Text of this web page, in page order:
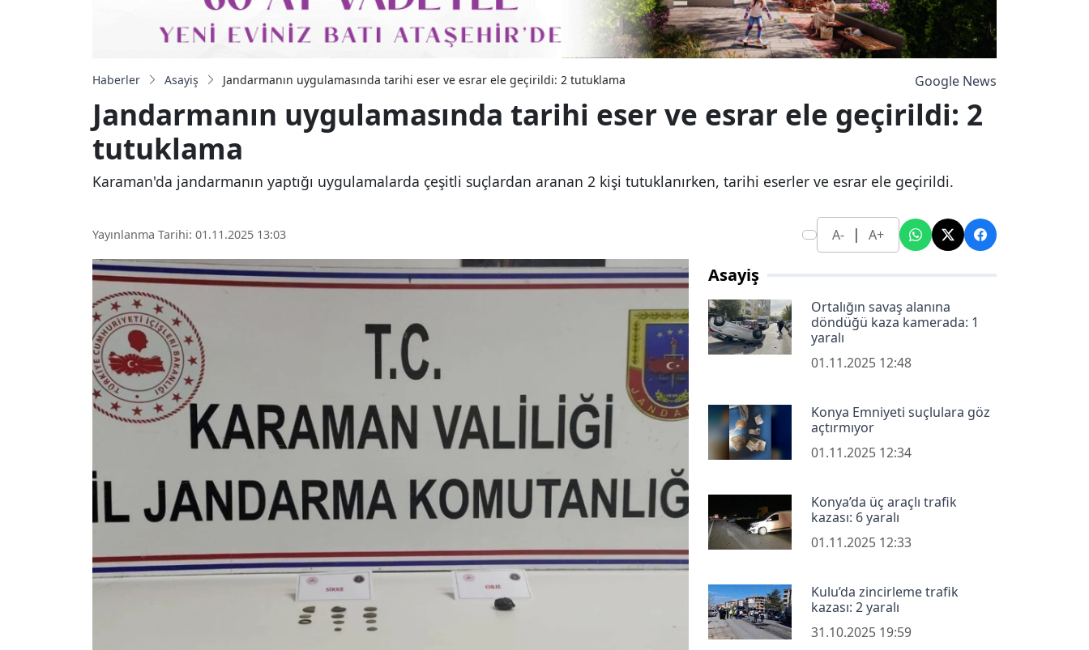
Haberler Asayiş Jandarmanın uygulamasında tarihi eser ve esrar ele geçirildi: 2 tutuklama Google News
Jandarmanın uygulamasında tarihi eser ve esrar ele geçirildi: 2
tutuklama
Karaman'da jandarmanın yaptığı uygulamalarda çeşitli suçlardan aranan 2 kişi tutuklanırken, tarihi eserler ve esrar ele geçirildi.
Yayınlanma Tarihi: 01.11.2025 13:03 A- | A+
Asayiş
Ortalığın savaş alanına
döndüğü kaza kamerada: 1
yaralı
01.11.2025 12:48
Konya Emniyeti suçlulara göz
açtırmıyor
01.11.2025 12:34
Konya’da üç araçlı trafik
kazası: 6 yaralı
01.11.2025 12:33
Kulu’da zincirleme trafik
kazası: 2 yaralı
31.10.2025 19:59